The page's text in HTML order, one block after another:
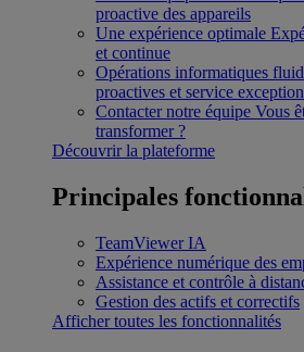
proactive des appareils
Une expérience optimale
et continue
Opérations informatiques
proactives et service
Contacter notre équipe Vous
transformer ?
Découvrir la plateforme
Principales
TeamViewer IA
Expérience numérique des
Assistance et contrôle à
Gestion des actifs et correctifs
Afficher toutes les fonctionnalités